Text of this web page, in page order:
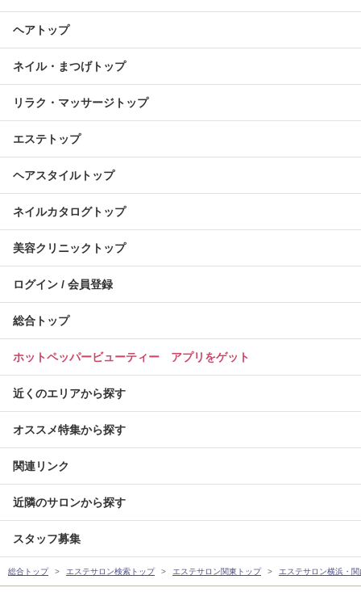
ヘアトップ
ネイル・まつげトップ
リラク・マッサージトップ
エステトップ
ヘアスタイルトップ
ネイルカタログトップ
美容クリニックトップ
ログイン / 会員登録
総合トップ
ホットペッパービューティー アプリをゲット
近くのエリアから探す
オススメ特集から探す
関連リンク
近隣のサロンから探す
スタッフ募集
総合トップ エステサロン検索トップ エステサロン関東トップ エステサロン横浜・